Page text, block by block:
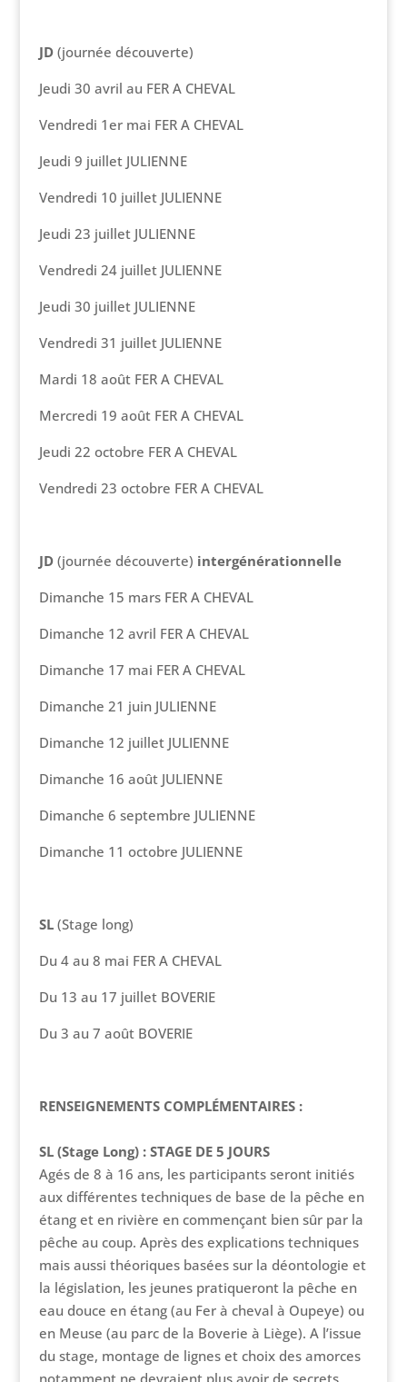
JD (journée découverte)
Jeudi 30 avril au FER A CHEVAL
Vendredi 1er mai FER A CHEVAL
Jeudi 9 juillet JULIENNE
Vendredi 10 juillet JULIENNE
Jeudi 23 juillet JULIENNE
Vendredi 24 juillet JULIENNE
Jeudi 30 juillet JULIENNE
Vendredi 31 juillet JULIENNE
Mardi 18 août FER A CHEVAL
Mercredi 19 août FER A CHEVAL
Jeudi 22 octobre FER A CHEVAL
Vendredi 23 octobre FER A CHEVAL
JD (journée découverte) intergénérationnelle
Dimanche 15 mars FER A CHEVAL
Dimanche 12 avril FER A CHEVAL
Dimanche 17 mai FER A CHEVAL
Dimanche 21 juin JULIENNE
Dimanche 12 juillet JULIENNE
Dimanche 16 août JULIENNE
Dimanche 6 septembre JULIENNE
Dimanche 11 octobre JULIENNE
SL (Stage long)
Du 4 au 8 mai FER A CHEVAL
Du 13 au 17 juillet BOVERIE
Du 3 au 7 août BOVERIE
RENSEIGNEMENTS COMPLÉMENTAIRES :
SL (Stage Long) : STAGE DE 5 JOURS
Agés de 8 à 16 ans, les participants seront initiés
aux différentes techniques de base de la pêche en
étang et en rivière en commençant bien sûr par la
pêche au coup. Après des explications techniques
mais aussi théoriques basées sur la déontologie et
la législation, les jeunes pratiqueront la pêche en
eau douce en étang (au Fer à cheval à Oupeye) ou
en Meuse (au parc de la Boverie à Liège). A l’issue
du stage, montage de lignes et choix des amorces
notamment ne devraient plus avoir de secrets